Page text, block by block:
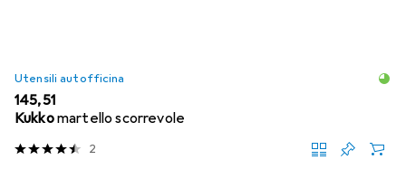
Utensili autofficina
EUR
145,51
Kukkomartello scorrevole
2